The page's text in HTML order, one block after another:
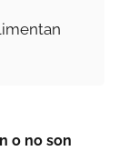
o no son